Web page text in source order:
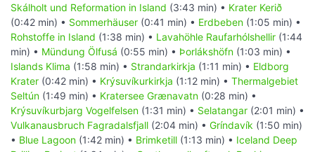
Skálholt und Reformation in Island (3:43 min) • Krater Kerið
(0:42 min) • Sommerhäuser (0:41 min) • Erdbeben (1:05 min) •
Rohstoffe in Island (1:38 min) • Lavahöhle Raufarhólshellir (1:44
min) • Mündung Ölfusá (0:55 min) • Þorlákshöfn (1:03 min) •
Islands Klima (1:58 min) • Strandarkirkja (1:11 min) • Eldborg
Krater (0:42 min) • Krýsuvíkurkirkja (1:12 min) • Thermalgebiet
Seltún (1:49 min) • Kratersee Grænavatn (0:28 min) •
Krýsuvíkurbjarg Vogelfelsen (1:31 min) • Selatangar (2:01 min) •
Vulkanausbruch Fagradalsfjall (2:04 min) • Gríndavík (1:50 min)
• Blue Lagoon (1:42 min) • Brimketill (1:13 min) • Iceland Deep